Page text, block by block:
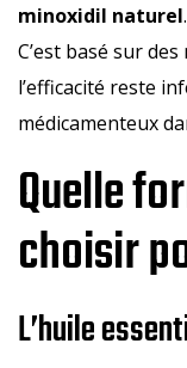
minoxidil naturel
C’est basé sur
l’efficacité reste
médicamenteux
Quelle
choisir
L’huile